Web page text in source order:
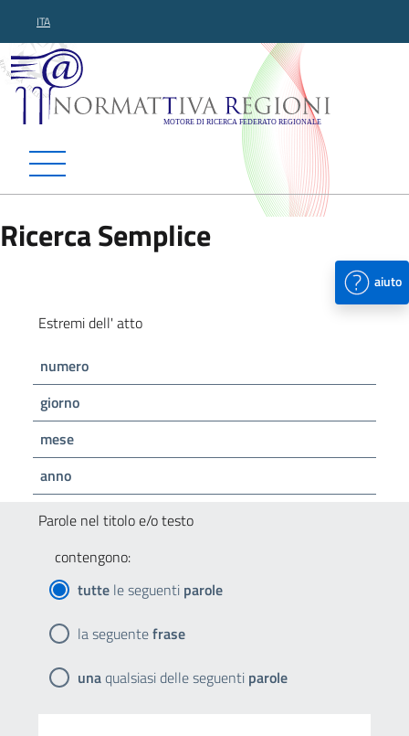
ITA
Normattiva Regioni -
Ricerca Semplice
aiuto
Estremi dell' atto
numero
giorno
mese
anno
Parole nel titolo e/o testo
contengono:
tutte le seguenti parole
la seguentefrase
unaqualsiasi delle seguenti parole